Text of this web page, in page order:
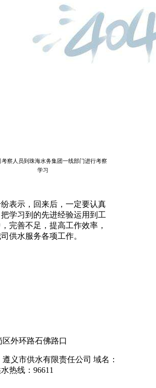
考察人员到珠海水务集团一线部门进行考察
学习
表示，回来后，一定要认真
学习到的先进经验运用到工
完善不足，提高工作效率，
供水服务各项工作。
外环路石佛路口
义市供水有限责任公司 域名：
热线：96611